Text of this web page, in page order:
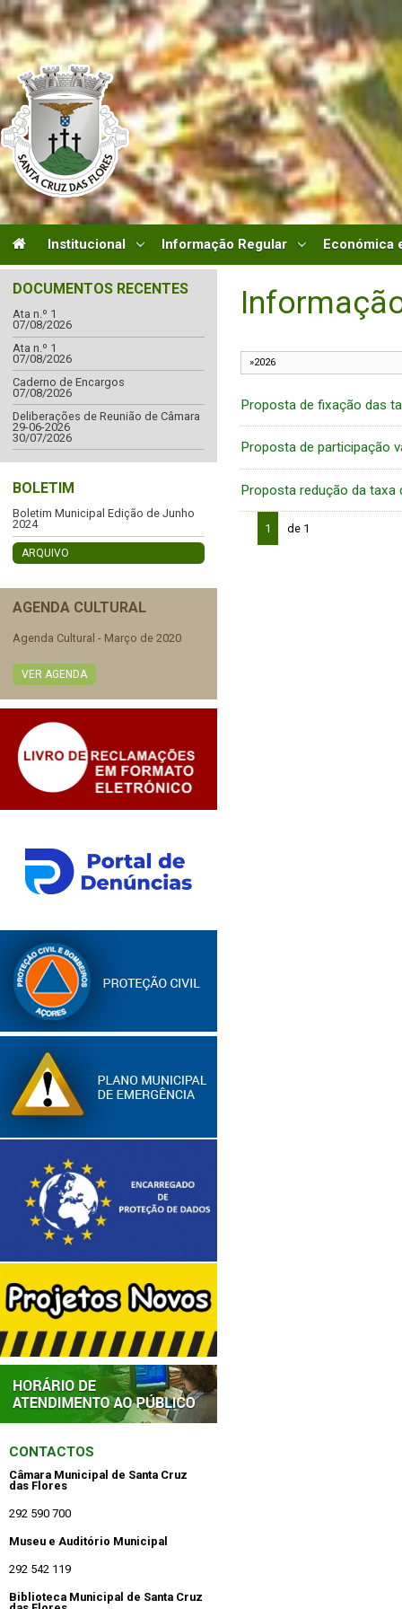
Institucional Informação Regular Económica
DOCUMENTOS RECENTES
Ata n.º 1
07/08/2026
Ata n.º 1
07/08/2026
Caderno de Encargos
07/08/2026
Deliberações de Reunião de Câmara
29-06-2026
30/07/2026
BOLETIM
Boletim Municipal Edição de Junho
2024
ARQUIVO
AGENDA CULTURAL
Agenda Cultural - Março de 2020
VER AGENDA
CONTACTOS
Câmara Municipal de Santa Cruz
das Flores
292 590 700
Museu e Auditório Municipal
292 542 119
Biblioteca Municipal de Santa Cruz
Proposta de fixação das
Proposta de participação
Proposta redução da taxa
1 de 1